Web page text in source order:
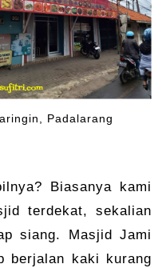
Padalarang
Biasanya kami
terdekat, sekalian
siang. Masjid Jami
berjalan kaki kurang